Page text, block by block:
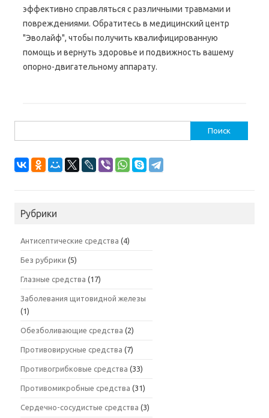
эффективно справляться с различными травмами и
повреждениями. Обратитесь в медицинский центр
"Эволайф", чтобы получить квалифицированную
помощь и вернуть здоровье и подвижность вашему
опорно-двигательному аппарату.
Рубрики
Антисептические средства (4)
Без рубрики (5)
Глазные средства (17)
Заболевания щитовидной железы
(1)
Обезболивающие средства (2)
Противовирусные средства (7)
Противогрибковые средства (33)
Противомикробные средства (31)
Сердечно-сосудистые средства (3)